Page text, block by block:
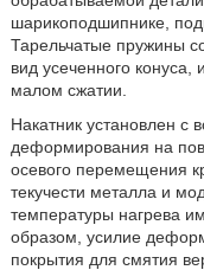
шарикоподшипнике,
Тарельчатые пружины
вид усеченного
малом сжатии.
Накатник установлен с
деформирования на
осевого перемещения
текучести металла и
температуры нагрева
образом, усилие
покрытия для смятия